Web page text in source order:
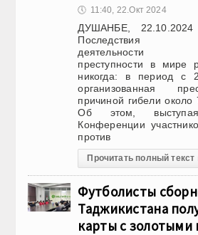
🕔 11:40, 22.Окт 2024
ДУШАНБЕ,
Последствия
деятельности
преступности в мире
никогда: в период с
организованная
причиной гибели около
Об этом,
Конференции
против
Прочитать полный текст
Футболисты
Таджикистана
карты с